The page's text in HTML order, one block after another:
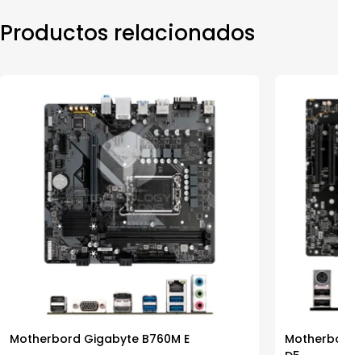
Productos relacionados
Motherbord Gigabyte B760M E